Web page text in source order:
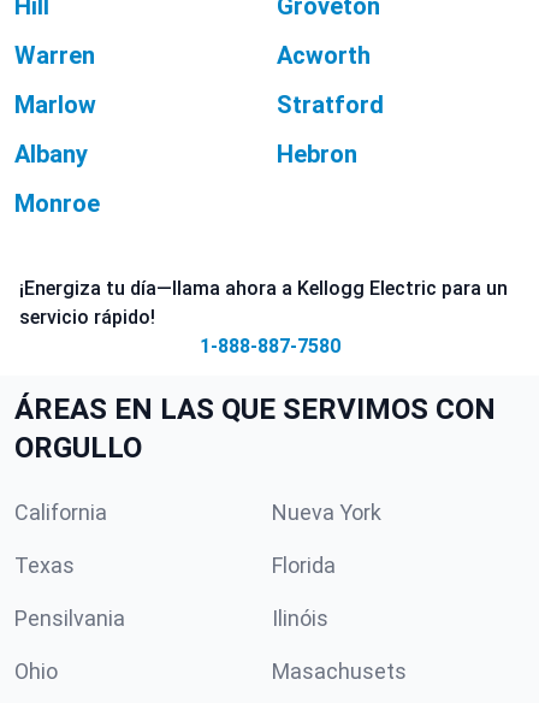
Hill
Groveton
Warren
Acworth
Marlow
Stratford
Albany
Hebron
Monroe
¡Energiza tu día—llama ahora a Kellogg Electric para un
servicio rápido!
1-888-887-7580
ÁREAS EN LAS QUE SERVIMOS CON
ORGULLO
California Nueva York
Texas Florida
Pensilvania Ilinóis
Ohio Masachusets